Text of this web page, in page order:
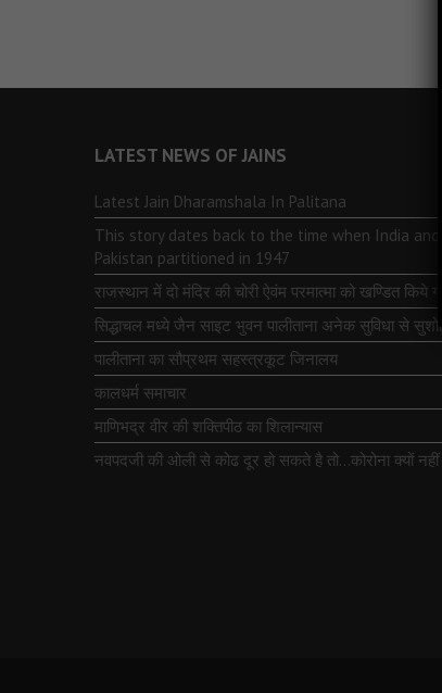
LATEST NEWS OF JAINS
Latest Jain Dharamshala In Palitana
This story dates back to the time when India and
Pakistan partitioned in 1947
राजस्थान में दो मंदिर की चोरी ऐवंम परमात्मा को खण्डित किये गये
सिद्धाचल मध्ये जैन साइट भुवन पालीताना अनेक सुविधा से
पालीताना का सौप्रथम सहस्त्रकूट जिनालय
कालधर्म समाचार
माणिभद्र वीर की शक्तिपीठ का शिलान्यास
नवपदजी की ओली से कोढ दूर हो सकते है तो…कोरोना क्यों